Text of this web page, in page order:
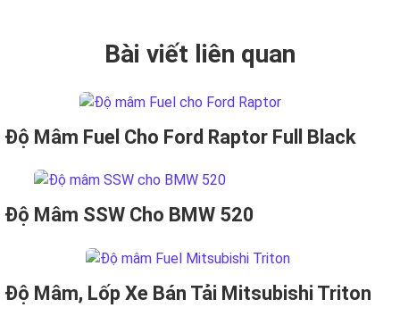
Bài viết liên quan
Độ Mâm Fuel Cho Ford Raptor Full Black
Độ Mâm SSW Cho BMW 520
Độ Mâm, Lốp Xe Bán Tải Mitsubishi Triton